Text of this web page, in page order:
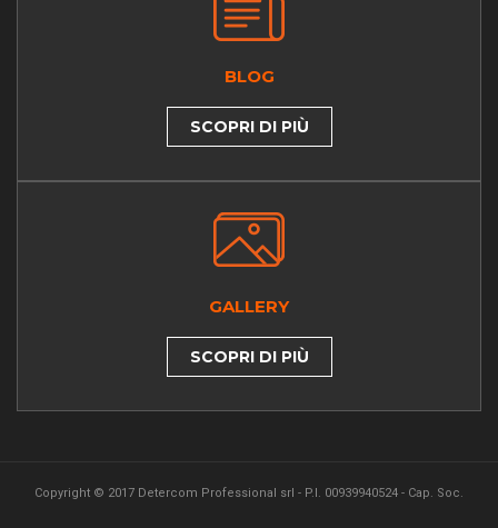
BLOG
SCOPRI DI PIÙ
GALLERY
SCOPRI DI PIÙ
Copyright © 2017 Detercom Professional srl - P.I. 00939940524 - Cap. Soc.